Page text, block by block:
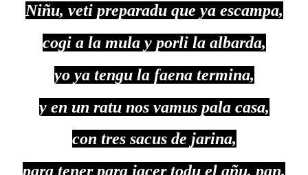
Niñu, veti preparadu que ya escampa,
cogi a la mula y porli la albarda,
yo ya tengu la faena termina,
y en un ratu nos vamus pala casa,
con tres sacus de jarina,
para tener para jacer todu el añu, pan.